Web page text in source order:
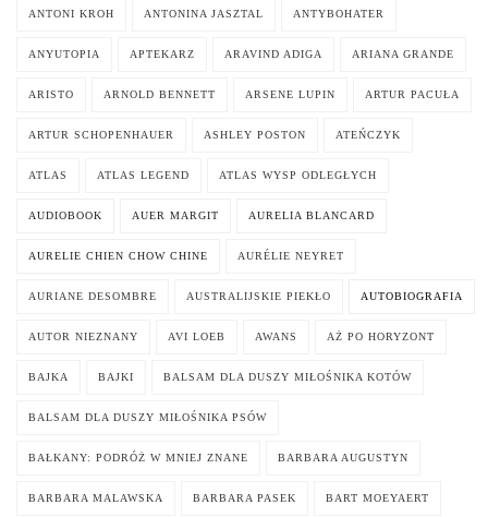
ANTONI KROH ANTONINA JASZTAL ANTYBOHATER
ANYUTOPIA APTEKARZ ARAVIND ADIGA ARIANA GRANDE
ARISTO ARNOLD BENNETT ARSENE LUPIN ARTUR PACUŁA
ARTUR SCHOPENHAUER ASHLEY POSTON ATEŃCZYK
ATLAS ATLAS LEGEND ATLAS WYSP ODLEGŁYCH
AUDIOBOOK AUER MARGIT AURELIA BLANCARD
AURELIE CHIEN CHOW CHINE AURÉLIE NEYRET
AURIANE DESOMBRE AUSTRALIJSKIE PIEKŁO AUTOBIOGRAFIA
AUTOR NIEZNANY AVI LOEB AWANS AŻ PO HORYZONT
BAJKA BAJKI BALSAM DLA DUSZY MIŁOŚNIKA KOTÓW
BALSAM DLA DUSZY MIŁOŚNIKA PSÓW
BAŁKANY: PODRÓŻ W MNIEJ ZNANE BARBARA AUGUSTYN
BARBARA MALAWSKA BARBARA PASEK BART MOEYAERT